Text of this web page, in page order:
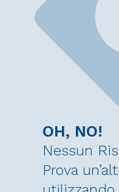
OH, NO!
Nessun
Prova